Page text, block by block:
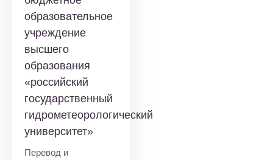
образовательное
учреждение
высшего
образования
«российский
государственный
гидрометеорологический
университет»
Перевод и